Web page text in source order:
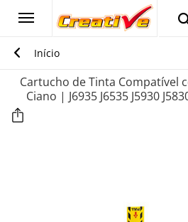
Início
Cartucho de Tinta Compatível
Ciano | J6935 J6535 J5930